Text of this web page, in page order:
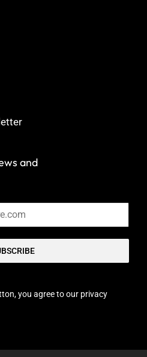
and
you agree to our privacy